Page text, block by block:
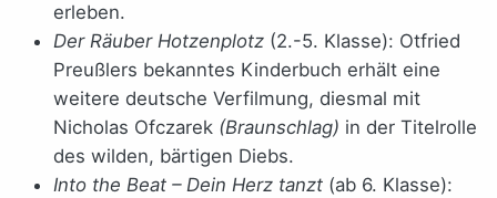
erleben.
Der Räuber Hotzenplotz (2.-5. Klasse): Otfried
Preußlers bekanntes Kinderbuch erhält eine
weitere deutsche Verfilmung, diesmal mit
Nicholas Ofczarek (Braunschlag) in der Titelrolle
des wilden, bärtigen Diebs.
Into the Beat – Dein Herz tanzt (ab 6. Klasse):